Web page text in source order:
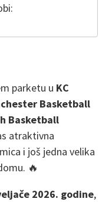
parketu u KC
Basketball
Basketball
atraktivna
i još jedna velika
🔥
2026. godine,